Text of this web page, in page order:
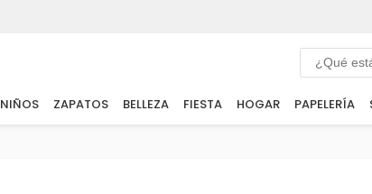
NIÑOS ZAPATOS BELLEZA FIESTA HOGAR PAPELERÍA